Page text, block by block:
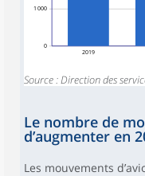
0
1 000
2019
Source : Direction des
Le nombre de
d’augmenter en
Les mouvements